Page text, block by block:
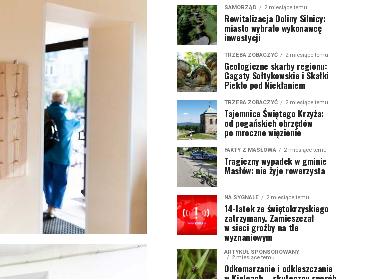
SAMORZĄD 2 miesiące temu
Rewitalizacja Doliny Silnicy:
miasto wybrało wykonawcę
inwestycji
TRZEBA ZOBACZYĆ 2 miesiące temu
Geologiczne skarby regionu:
Gagaty Sołtykowskie i Skałki
Piekło pod Niekłaniem
TRZEBA ZOBACZYĆ 2 miesiące temu
Tajemnice Świętego Krzyża:
od pogańskich obrzędów
po mroczne więzienie
FAKTY Z MASŁOWA 2 miesiące temu
Tragiczny wypadek w gminie
Masłów: nie żyje rowerzysta
NA SYGNALE 2 miesiące temu
14-latek ze świętokrzyskiego
zatrzymany. Zamieszczał
w sieci groźby na tle
wyznaniowym
ARTYKUŁ SPONSOROWANY
2 miesiące temu
Odkomarzanie i odkleszczanie